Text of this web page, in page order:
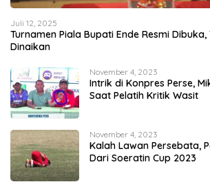
Juli 12, 2025
Turnamen Piala Bupati Ende Resmi
Dinaikan
November 4, 2023
Intrik di Konpres Perse,
Saat Pelatih Kritik Wasit
November 4, 2023
Kalah Lawan Persebata,
Dari Soeratin Cup 2023